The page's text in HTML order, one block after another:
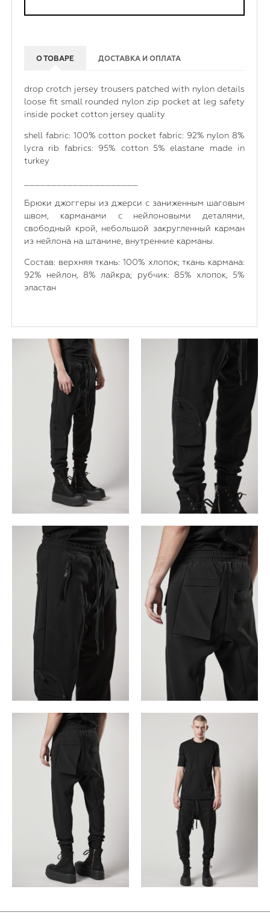
О ТОВАРЕ ДОСТАВКА И ОПЛАТА
drop crotch jersey trousers patched with nylon details
loose fit small rounded nylon zip pocket at leg safety
inside pocket cotton jersey quality
shell fabric: 100% cotton pocket fabric: 92% nylon 8%
lycra rib fabrics: 95% cotton 5% elastane made in
turkey
Брюки джоггеры из джерси с заниженным шаговым
швом, карманами с нейлоновыми деталями,
свободный крой, небольшой закругленный карман
из нейлона на штанине, внутренние карманы.
Состав: верхняя ткань: 100% хлопок; ткань кармана:
92% нейлон, 8% лайкра; рубчик: 85% хлопок, 5%
эластан